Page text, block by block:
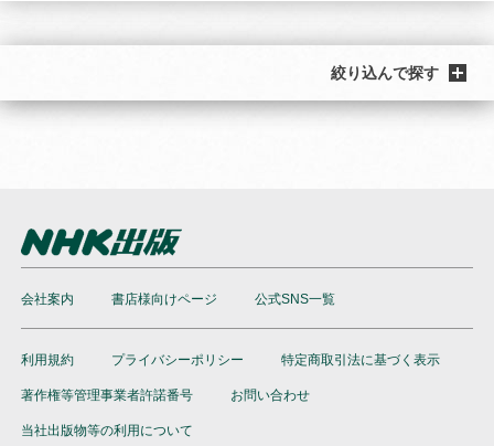
絞り込んで探す
会社案内 書店様向けページ 公式SNS一覧
利用規約 プライバシーポリシー 特定商取引法に基づく表示
著作権等管理事業者許諾番号 お問い合わせ
当社出版物等の利用について